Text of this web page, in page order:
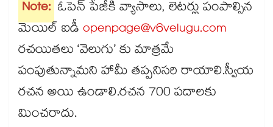
Note: ఓపెన్​ పేజీకి వ్యాసాలు, లెటర్లు పంపాల్సిన
మెయిల్​ ఐడీopenpage@v6velugu.com
రచయితలు ‘వెలుగు’ కు మాత్రమే
పంపుతున్నామని హామీ తప్పనిసరి రాయాలి.స్వీయ
రచన అయి ఉండాలి.రచన 700 పదాలకు
మించరాదు.